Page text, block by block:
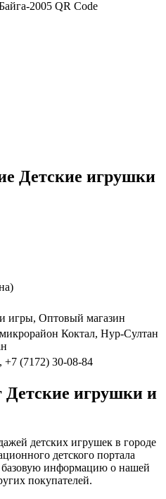
Детские игрушки
игры, Оптовый магазин
Коктал, Нур-Султан
+7 (7172) 30-08-84
игрушки и
детских игрушек в городе
детского портала
базовую информацию о нашей
покупателей.